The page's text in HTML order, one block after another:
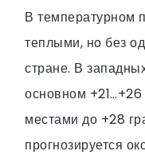
В температурном
теплыми, но без
стране. В
основном +21…+26
местами до +28
прогнозируется